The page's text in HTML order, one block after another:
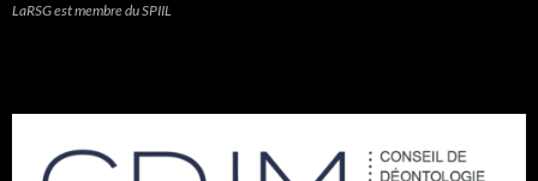
LaRSG est membre du SPIIL